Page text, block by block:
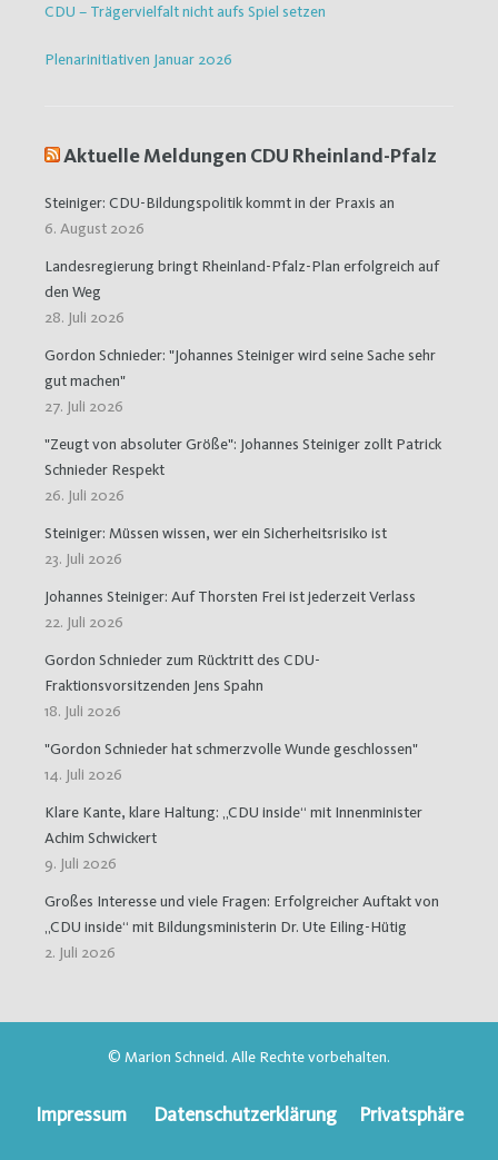
CDU – Trägervielfalt nicht aufs Spiel setzen
Plenarinitiativen Januar 2026
Aktuelle Meldungen CDU Rheinland-Pfalz
Steiniger: CDU-Bildungspolitik kommt in der Praxis an
6. August 2026
Landesregierung bringt Rheinland-Pfalz-Plan erfolgreich auf
den Weg
28. Juli 2026
Gordon Schnieder: "Johannes Steiniger wird seine Sache sehr
gut machen"
27. Juli 2026
"Zeugt von absoluter Größe": Johannes Steiniger zollt Patrick
Schnieder Respekt
26. Juli 2026
Steiniger: Müssen wissen, wer ein Sicherheitsrisiko ist
23. Juli 2026
Johannes Steiniger: Auf Thorsten Frei ist jederzeit Verlass
22. Juli 2026
Gordon Schnieder zum Rücktritt des CDU-
Fraktionsvorsitzenden Jens Spahn
18. Juli 2026
"Gordon Schnieder hat schmerzvolle Wunde geschlossen"
14. Juli 2026
Klare Kante, klare Haltung: „CDU inside“ mit Innenminister
Achim Schwickert
9. Juli 2026
Großes Interesse und viele Fragen: Erfolgreicher Auftakt von
„CDU inside“ mit Bildungsministerin Dr. Ute Eiling-Hütig
2. Juli 2026
© Marion Schneid. Alle Rechte vorbehalten.
Impressum Datenschutzerklärung Privatsphäre